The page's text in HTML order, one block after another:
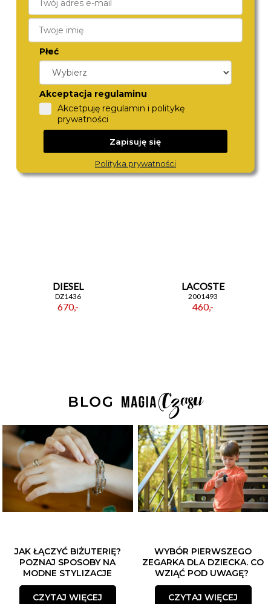
MICHAEL KORS
790,-
MICHAEL KORS
DIESEL
DZ1436
670,-
LACOSTE
2001493
460,-
JAK ŁĄCZYĆ BIŻUTERIĘ?
POZNAJ SPOSOBY NA
MODNE STYLIZACJE
CZYTAJ WIĘCEJ
WYBÓR PIERWSZEGO
ZEGARKA DLA DZIECKA. CO
WZIĄĆ POD UWAGĘ?
CZYTAJ WIĘCEJ
Płeć
Akceptacja regulaminu
Akcetpuję regulamin i politykę
prywatności
Zapisuję się
Polityka prywatności